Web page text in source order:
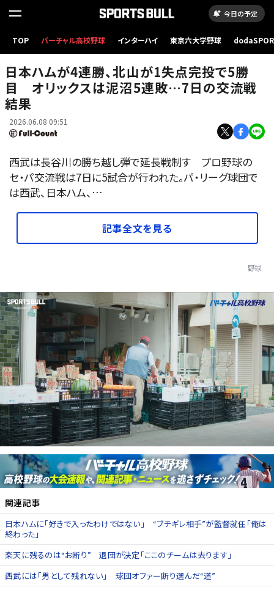
今日の予定
TOP バーチャル高校野球 インターハイ 東京六大学野球
日本ハム・北山亘基【画像：パーソル パ・リーグTV】
日本ハムが4連勝、北山が1失点完投で5勝
目 オリックスは泥沼5連敗…7日の交流戦
結果
2026.06.08 09:51
西武は長谷川の勝ち越し弾で延長戦制す プロ野球の
セ・パ交流戦は7日に5試合が行われた。パ・リーグ球団で
は西武、日本ハム、…
記事全文を見る
野球
関連記事
日本ハムに「好きで入ったわけではない」 “ブチギレ相手”が監督就任「俺は
終わった」
楽天に残るのは“お断り” 退団が決定「ここのチームは去ります」
西武には「男として残れない」 球団オファー断り選んだ“道”